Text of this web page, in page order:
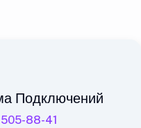
Подключений
88-41